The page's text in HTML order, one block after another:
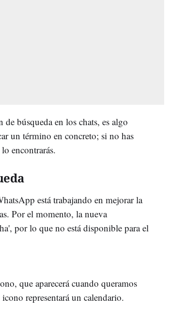
búsqueda en los chats, es algo
un término en concreto; si no has
encontrarás.
está trabajando en mejorar la
Por el momento, la nueva
por lo que no está disponible para el
que aparecerá cuando queramos
representará un calendario.